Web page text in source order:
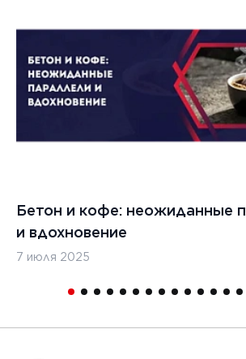
безопасности
материалов
Бетон и кофе: неожиданные
и вдохновение
7 июля 2025